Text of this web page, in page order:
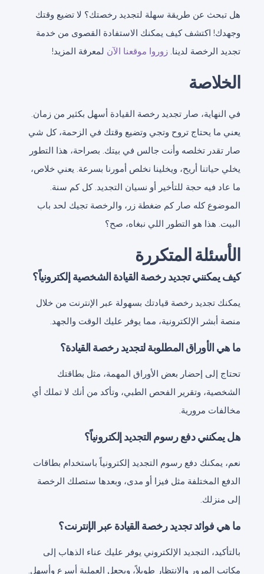
هل تبحث عن طريقة سهلة لتجديد رخصتك؟ لا تضيع وقتك
وجهدك! اكتشف كيف يمكنك الاستفادة القصوى من خدمة
تجديد الرخصة لدينا. زوروا موقعنا الآن لمعرفة المزيد!
الخلاصة
في النهاية، صار تجديد رخصة القيادة أسهل بكثير من زمان.
يعني ما يحتاج تروح وتجي وتضيع وقتك في الزحمة، كل شي
صار تقدر تخلصه وأنت جالس في بيتك. بصراحة، هذا التطور
يخلي حياتنا أريح، ويخلينا نخلص أمورنا بسرعة. يعني خلاص،
ما عاد فيه حجة للتأخير أو نسيان التجديد. كل كم سنة.
الموضوع كله صار كم ضغطة زر، والرخصة تجيك لحد باب
البيت. هذا هو التطور اللي نبغاه، صح؟
الأسئلة المتكررة
كيف يمكنني تجديد رخصة القيادة الشخصية إلكترونياً؟
يمكنك تجديد رخصة قيادتك بسهولة عبر الإنترنت من خلال
منصة أبشر الإلكترونية، مما يوفر عليك الوقت والجهد.
ما هي الأوراق المطلوبة لتجديد رخصة القيادة؟
تحتاج إلى إحضار بعض الأوراق المهمة، مثل بطاقتك
الشخصية، وتقرير الفحص الطبي، وتأكد من أنك لا تملك أي
مخالفات مرورية.
هل يمكنني دفع رسوم التجديد إلكترونياً؟
نعم، يمكنك دفع رسوم التجديد إلكترونياً باستخدام بطاقات
الدفع المختلفة مثل فيزا أو مدى، وبعدها ستصلك الرخصة
إلى منزلك.
ما هي فوائد تجديد رخصة القيادة عبر الإنترنت؟
بالتأكيد، التجديد الإلكتروني يوفر عليك عناء الذهاب إلى
مكاتب المرور والانتظار طويلاً، ويجعل العملية أسرع وأسهل.